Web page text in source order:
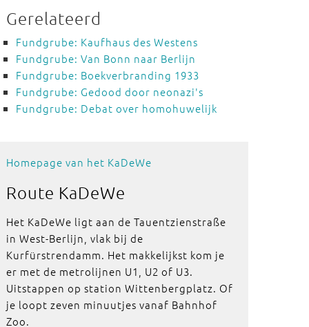
Gerelateerd
Fundgrube: Kaufhaus des Westens
Fundgrube: Van Bonn naar Berlijn
Fundgrube: Boekverbranding 1933
Fundgrube: Gedood door neonazi's
Fundgrube: Debat over homohuwelijk
Homepage van het KaDeWe
Route KaDeWe
Het KaDeWe ligt aan de Tauentzienstraße
in West-Berlijn, vlak bij de
Kurfürstrendamm. Het makkelijkst kom je
er met de metrolijnen U1, U2 of U3.
Uitstappen op station Wittenbergplatz. Of
je loopt zeven minuutjes vanaf Bahnhof
Zoo.